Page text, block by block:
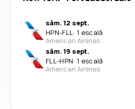
sâm. 12 sept.
HPN-FLL· 1 escală
American Airlines
sâm. 19 sept.
FLL-HPN· 1 escală
American Airlines